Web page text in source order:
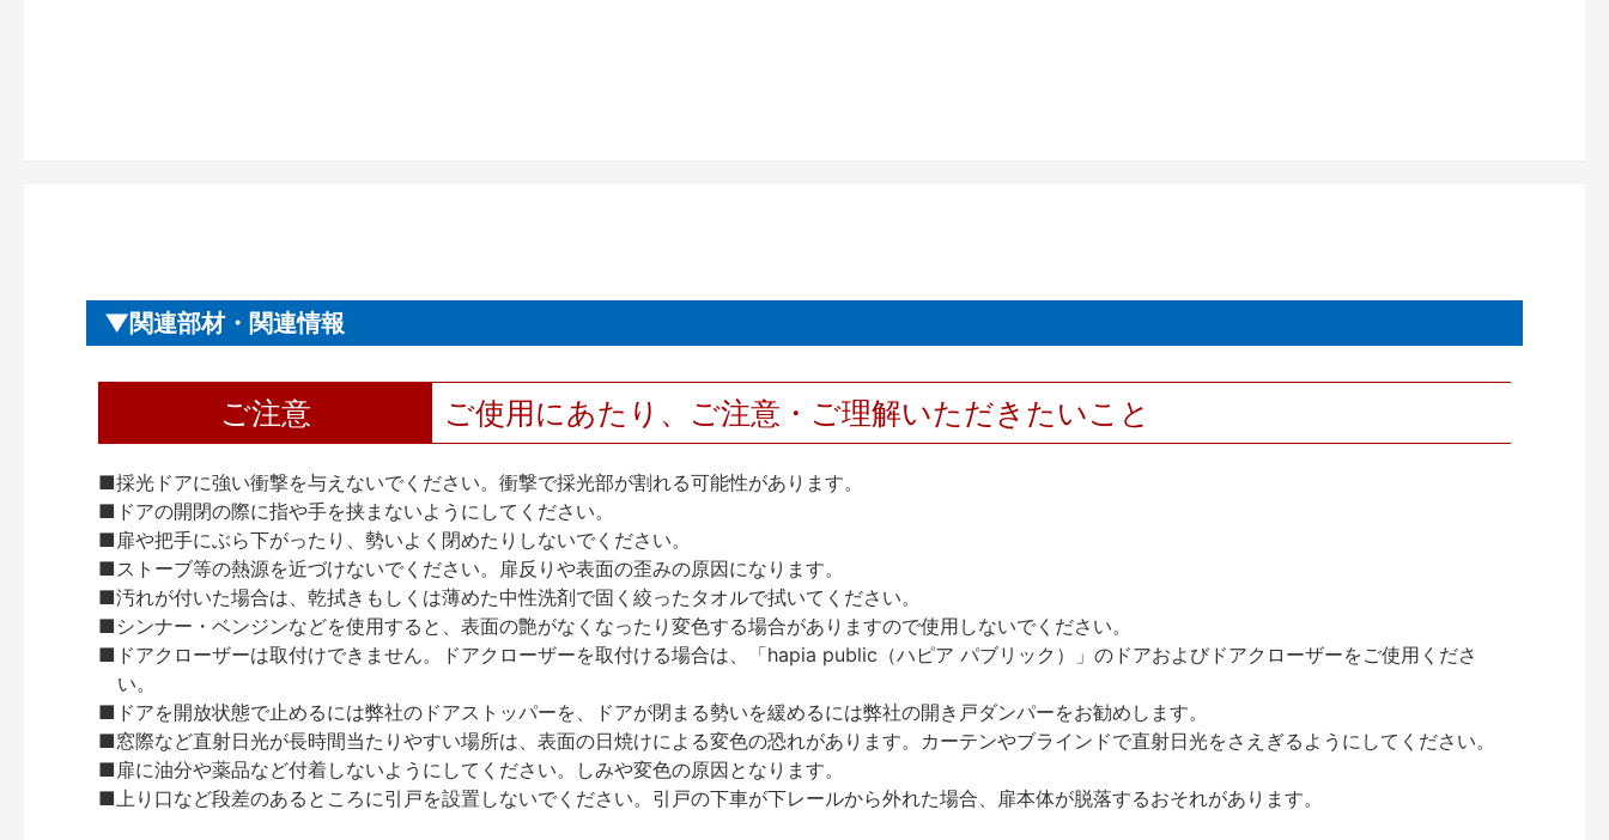
関連部材・関連情報
ご注意 ご使用にあたり、ご注意・ご理解いただきたいこと
■採光ドアに強い衝撃を与えないでください。衝撃で採光部が割れる可能性があります。
■ドアの開閉の際に指や手を挟まないようにしてください。
■扉や把手にぶら下がったり、勢いよく閉めたりしないでください。
■ストーブ等の熱源を近づけないでください。扉反りや表面の歪みの原因になります。
■汚れが付いた場合は、乾拭きもしくは薄めた中性洗剤で固く絞ったタオルで拭いてください。
■シンナー・ベンジンなどを使用すると、表面の艶がなくなったり変色する場合がありますので使用しないでください。
■ドアクローザーは取付けできません。ドアクローザーを取付ける場合は、「hapia public（ハピア パブリック）」のドアおよびドアクローザーをご使用くださ
い。
■ドアを開放状態で止めるには弊社のドアストッパーを、ドアが閉まる勢いを緩めるには弊社の開き戸ダンパーをお勧めします。
■窓際など直射日光が長時間当たりやすい場所は、表面の日焼けによる変色の恐れがあります。カーテンやブラインドで直射日光をさえぎるようにしてください。
■扉に油分や薬品など付着しないようにしてください。しみや変色の原因となります。
■上り口など段差のあるところに引戸を設置しないでください。引戸の下車が下レールから外れた場合、扉本体が脱落するおそれがあります。